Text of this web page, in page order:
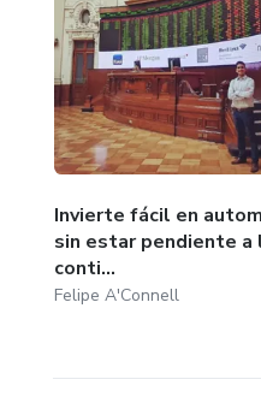
Invierte fácil en
sin estar pendiente a
conti...
Felipe A'Connell